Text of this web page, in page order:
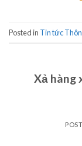
Posted in Tin tức
Xả hàng